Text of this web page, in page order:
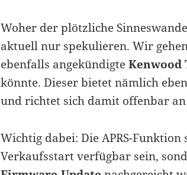
Woher der plötzliche
aktuell nur spekulieren. Wir
ebenfalls angekündigteKenwood
könnte. Dieser bietet nämlich
und richtet sich damit offenbar
Wichtig dabei: Die APRS-
Verkaufsstart verfügbar sein,